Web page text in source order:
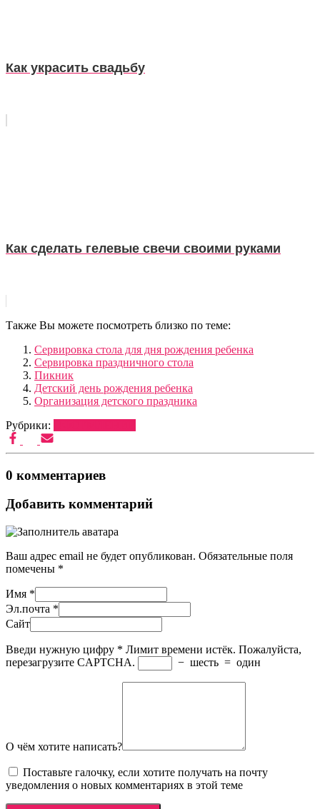
Как украсить свадьбу
Как сделать гелевые свечи своими руками
Также Вы можете посмотреть близко по теме:
Сервировка стола для дня рождения ребенка
Сервировка праздничного стола
Пикник
Детский день рождения ребенка
Организация детского праздника
Рубрики:
0 комментариев
Добавить комментарий
Ваш адрес email не будет опубликован. Обязательные поля
помечены *
Имя *
Эл.почта *
Сайт
Введи нужную цифру * Лимит времени истёк. Пожалуйста,
перезагрузите CAPTCHA.
− шесть = один
О чём хотите написать?
Поставьте галочку, если хотите получать на почту
уведомления о новых комментариях в этой теме